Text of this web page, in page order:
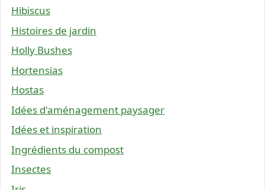
Hibiscus
Histoires de jardin
Holly Bushes
Hortensias
Hostas
Idées d'aménagement paysager
Idées et inspiration
Ingrédients du compost
Insectes